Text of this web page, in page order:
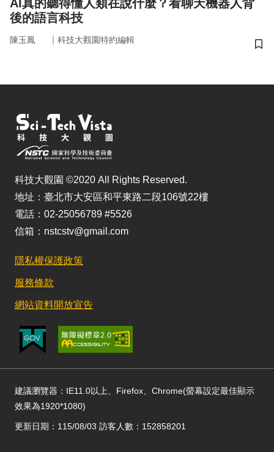
AI真的聽得懂人類在說什麼？看聊天機器人背
後的語言科技
陳玉鳳 ｜ 科技大觀園特約編輯
儲
科技大觀園 ©2020 All Rights Reserved.
地址：臺北市大安區和平東路二段106號22樓
電話：02-25056789 #5526
信箱：nstcstv@gmail.com
隱私權保護政策
服務條款
網站資料開放宣告
建議瀏覽器：IE11.0以上、Firefox、Chrome(螢幕設定最佳顯示
效果為1920*1080)
更新日期：115/08/03 訪客人數：152858201